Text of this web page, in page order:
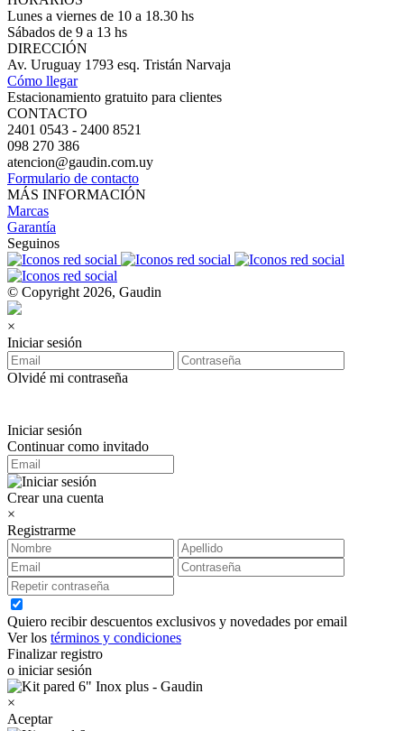
Lunes a viernes de 10 a 18.30 hs
Sábados de 9 a 13 hs
DIRECCIÓN
Av. Uruguay 1793 esq. Tristán Narvaja
Cómo llegar
Estacionamiento gratuito para clientes
CONTACTO
2401 0543 - 2400 8521
098 270 386
atencion@gaudin.com.uy
Formulario de contacto
MÁS INFORMACIÓN
Marcas
Garantía
Seguinos
© Copyright 2026, Gaudin
×
Iniciar sesión
Olvidé mi contraseña
Iniciar sesión
Continuar como invitado
Crear una cuenta
×
Registrarme
Quiero recibir descuentos exclusivos y novedades por email
Ver los términos y condiciones
Finalizar registro
o iniciar sesión
×
Aceptar